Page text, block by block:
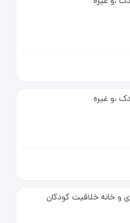
،و غیره
و خانه خلاقیت کودکان